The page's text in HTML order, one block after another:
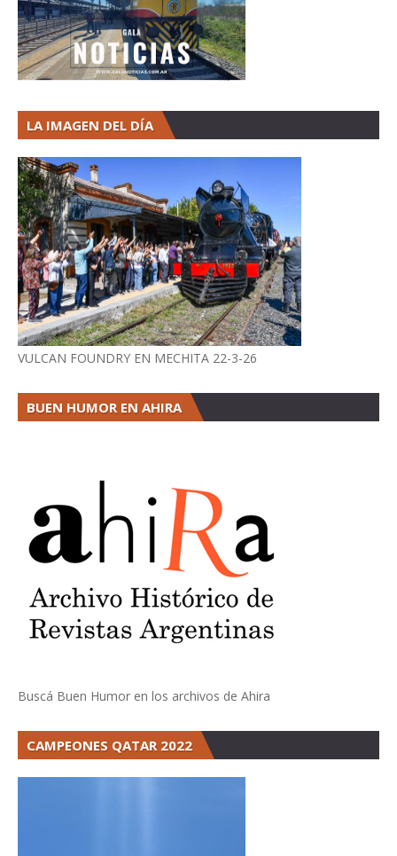
LA IMAGEN DEL DÍA
VULCAN FOUNDRY EN MECHITA 22-3-26
BUEN HUMOR EN AHIRA
Buscá Buen Humor en los archivos de Ahira
CAMPEONES QATAR 2022